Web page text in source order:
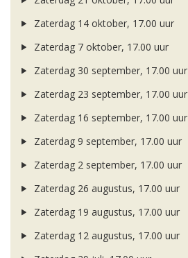
Zaterdag 14 oktober, 17.00 uur
Zaterdag 7 oktober, 17.00 uur
Zaterdag 30 september, 17.00 uur
Zaterdag 23 september, 17.00 uur
Zaterdag 16 september, 17.00 uur
Zaterdag 9 september, 17.00 uur
Zaterdag 2 september, 17.00 uur
Zaterdag 26 augustus, 17.00 uur
Zaterdag 19 augustus, 17.00 uur
Zaterdag 12 augustus, 17.00 uur